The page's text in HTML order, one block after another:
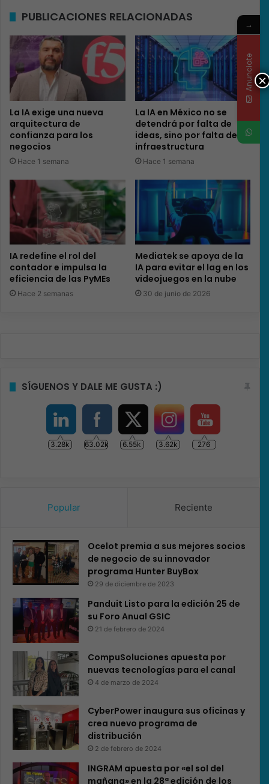
PUBLICACIONES RELACIONADAS
La IA exige una nueva
arquitectura de
confianza para los
negocios
Hace 1 semana
La IA en México no se
detendrá por falta de
ideas, sino por falta de
infraestructura
Hace 1 semana
IA redefine el rol del
contador e impulsa la
eficiencia de las PyMEs
Hace 2 semanas
Mediatek se apoya de la
IA para evitar el lag en los
videojuegos en la nube
30 de junio de 2026
SÍGUENOS Y DALE ME GUSTA :)
3.28k 63.02k 6.55k 3.62k 276
Popular Reciente
Ocelot premia a sus mejores socios
de negocio de su innovador
programa Hunter BuyBox
29 de diciembre de 2023
Panduit Listo para la edición 25 de
su Foro Anual GSIC
21 de febrero de 2024
CompuSoluciones apuesta por
nuevas tecnologías para el canal
4 de marzo de 2024
CyberPower inaugura sus oficinas y
crea nuevo programa de
distribución
2 de febrero de 2024
INGRAM apuesta por «el sol del
mañana» en la 28ª edición de los
×
→
Anunciate